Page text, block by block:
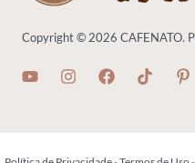
Copyright © 2026 CAFENATO.